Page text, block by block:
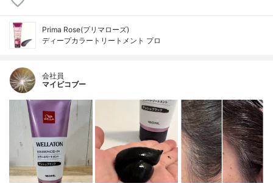
Prima Rose(プリマローズ)
ディープカラートリートメント プロ
会社員
マイピコブー